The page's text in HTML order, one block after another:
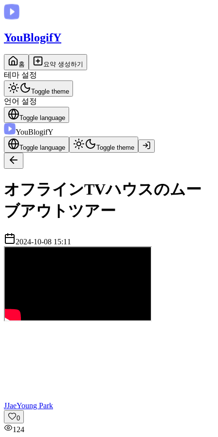
YouBlogifY
홈 요약 생성하기
테마 설정
Toggle theme
언어 설정
Toggle language
YouBlogifY
Toggle language Toggle theme
オフラインTVハウスのムー
ブアウトツアー
2024-10-08 15:11
JJaeYoung Park
0
124